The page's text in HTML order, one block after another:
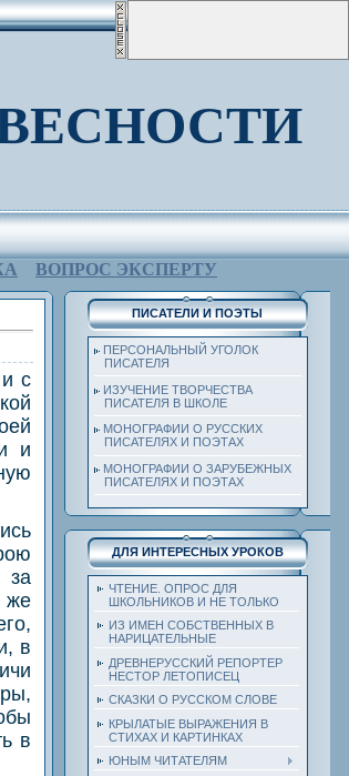
ВОПРОС ЭКСПЕРТУ
с
и
за
же
в
в
ПИСАТЕЛИ И ПОЭТЫ
ПЕРСОНАЛЬНЫЙ УГОЛОК
ПИСАТЕЛЯ
ИЗУЧЕНИЕ ТВОРЧЕСТВА
ПИСАТЕЛЯ В ШКОЛЕ
МОНОГРАФИИ О РУССКИХ
ПИСАТЕЛЯХ И ПОЭТАХ
МОНОГРАФИИ О ЗАРУБЕЖНЫХ
ПИСАТЕЛЯХ И ПОЭТАХ
ДЛЯ ИНТЕРЕСНЫХ УРОКОВ
ЧТЕНИЕ. ОПРОС ДЛЯ
ШКОЛЬНИКОВ И НЕ ТОЛЬКО
ИЗ ИМЕН СОБСТВЕННЫХ В
НАРИЦАТЕЛЬНЫЕ
ДРЕВНЕРУССКИЙ РЕПОРТЕР
НЕСТОР ЛЕТОПИСЕЦ
СКАЗКИ О РУССКОМ СЛОВЕ
КРЫЛАТЫЕ ВЫРАЖЕНИЯ В
СТИХАХ И КАРТИНКАХ
ЮНЫМ ЧИТАТЕЛЯМ